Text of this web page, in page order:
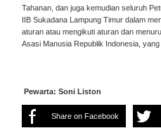
Tahanan, dan juga kemudian seluruh
IIB Sukadana Lampung Timur dalam
aturan atau mengikuti aturan dan
Asasi Manusia Republik Indonesia,
Pewarta: Soni Liston
Share on Facebook